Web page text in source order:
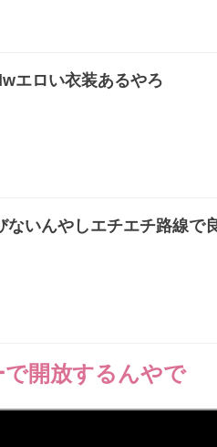
エロい衣装あるやろ
いんやしエチエチ路線で
開放するんやで